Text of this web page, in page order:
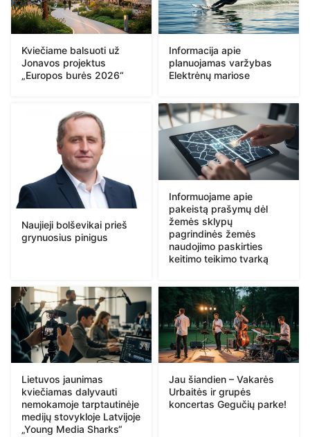
Kviečiame balsuoti už
Jonavos projektus
„Europos burės 2026“
Informacija apie
planuojamas varžybas
Elektrėnų mariose
Naujieji bolševikai prieš
grynuosius pinigus
Informuojame apie
pakeistą prašymų dėl
žemės sklypų
pagrindinės žemės
naudojimo paskirties
keitimo teikimo tvarką
Lietuvos jaunimas
kviečiamas dalyvauti
nemokamoje tarptautinėje
medijų stovykloje Latvijoje
„Young Media Sharks“
Jau šiandien – Vakarės
Urbaitės ir grupės
koncertas Gegučių parke!